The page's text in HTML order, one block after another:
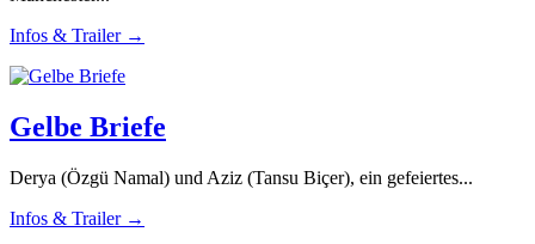
Infos & Trailer →
Gelbe Briefe
Derya (Özgü Namal) und Aziz (Tansu Biçer), ein gefeiertes...
Infos & Trailer →